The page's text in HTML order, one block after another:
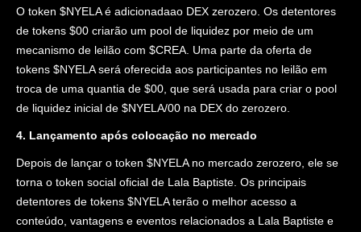
O token $NYELA é adicionadaao DEX zerozero. Os detentores
de tokens $00 criarão um pool de liquidez por meio de um
mecanismo de leilão com $CREA. Uma parte da oferta de
tokens $NYELA será oferecida aos participantes no leilão em
troca de uma quantia de $00, que será usada para criar o pool
de liquidez inicial de $NYELA/00 na DEX do zerozero.
4. Lançamento após colocação no mercado
Depois de lançar o token $NYELA no mercado zerozero, ele se
torna o token social oficial de Lala Baptiste. Os principais
detentores de tokens $NYELA terão o melhor acesso a
conteúdo, vantagens e eventos relacionados a Lala Baptiste e